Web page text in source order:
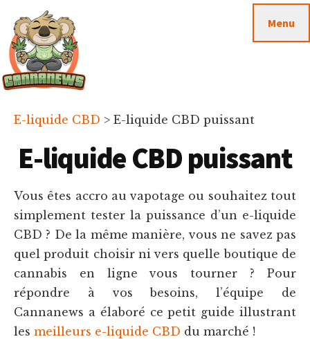
contenu
principal
barre
latérale
principale
footer
Cannanews.fr
Menu
E-liquide CBD > E-liquide CBD puissant
E-liquide CBD puissant
Vous êtes accro au vapotage ou souhaitez tout
simplement tester la puissance d’un e-liquide
CBD ? De la même manière, vous ne savez pas
quel produit choisir ni vers quelle boutique de
cannabis en ligne vous tourner ? Pour
répondre à vos besoins, l’équipe de
Cannanews a élaboré ce petit guide illustrant
les meilleurs e-liquide CBD du marché !